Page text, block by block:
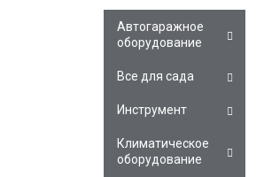
Автогаражное
оборудование
Все для сада
Инструмент
Климатическое
оборудование